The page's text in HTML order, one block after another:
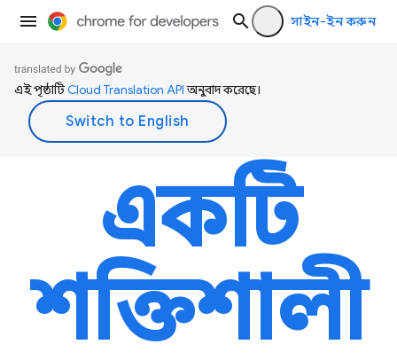
সাইন-ইন করুন
এই পৃষ্ঠাটিCloud Translation APIঅনুবাদ করেছে।
একটি
শক্তিশালী